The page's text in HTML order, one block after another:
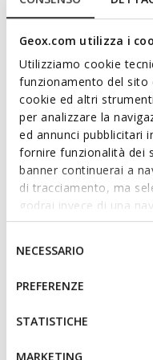
Geox.com utilizza i
Utilizziamo cookie
funzionamento del sito
cookie ed altri
per analizzare la
ed annunci pubblicitari
fornire funzionalità dei
banner continuerai a
di tracciamento, ma
godrai invece di una
base dei tuoi gusti ed
IMPOSTAZIONI potrai
altri strumenti di
informazioni o per
tue impostazioni, visita
del
consenso
NECESSARIO
PREFERENZE
STATISTICHE
MARKETING
3D
DERNIERS PRIX D'ÉTÉ
€65,00